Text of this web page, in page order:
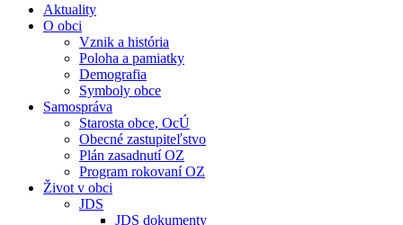
Aktuality
O obci
Vznik a história
Poloha a pamiatky
Demografia
Symboly obce
Samospráva
Starosta obce, OcÚ
Obecné zastupiteľstvo
Plán zasadnutí OZ
Program rokovaní OZ
Život v obci
JDS
JDS dokumenty